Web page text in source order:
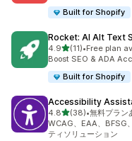
Built for Shopify
Rocket: AI Alt Text
4.95つ星中
(11)
合計レビュー数：11件
•Free plan
Boost SEO & ADA
Built for Shopify
Accessibility
4.85つ星中
(38)
合計レビュー数：38件
•無料プラン
WCAG、EAA、BFSG
ティソリューション